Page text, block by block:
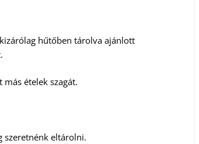
hűtőben tárolva ajánlott
ételek szagát.
szeretnénk eltárolni.